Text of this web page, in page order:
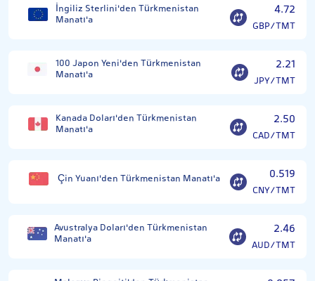
İngiliz Sterlini'den Türkmenistan
Manatı'a
4.72
GBP/TMT
100 Japon Yeni'den Türkmenistan
Manatı'a
2.21
JPY/TMT
Kanada Doları'den Türkmenistan
Manatı'a
2.50
CAD/TMT
Çin Yuanı'den Türkmenistan Manatı'a 0.519
CNY/TMT
Avustralya Doları'den Türkmenistan
Manatı'a
2.46
AUD/TMT